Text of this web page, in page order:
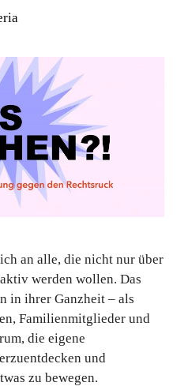
an alle, die nicht nur über
werden wollen. Das
in ihrer Ganzheit – als
Familienmitglieder und
die eigene
und
zu bewegen.